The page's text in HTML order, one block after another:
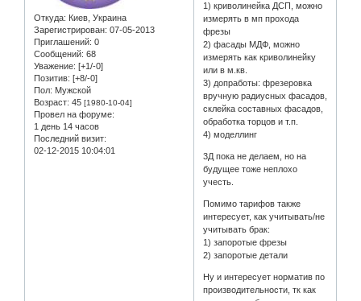
Откуда: Киев, Украина
Зарегистрирован: 07-05-2013
Приглашений: 0
Сообщений: 68
Уважение: [+1/-0]
Позитив: [+8/-0]
Пол: Мужской
Возраст: 45 [1980-10-04]
Провел на форуме:
1 день 14 часов
Последний визит:
02-12-2015 10:04:01
1) криволинейка ДСП, можно
измерять в мп прохода
фрезы
2) фасады МДФ, можно
измерять как криволинейку
или в м.кв.
3) допработы: фрезеровка
вручную радиусных фасадов,
склейка составных фасадов,
обработка торцов и т.п.
4) моделлинг
3Д пока не делаем, но на
будущее тоже неплохо
учесть.
Помимо тарифов также
интересует, как учитывать/не
учитывать брак:
1) запоротые фрезы
2) запоротые детали
Ну и интересует норматив по
производительности, тк как